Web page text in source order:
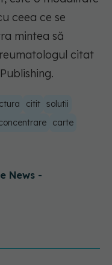
ceea ce se
mintea să
citat
citit solutii
carte
News -